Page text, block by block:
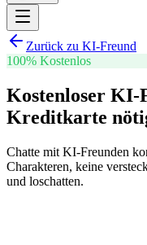
Zurück zu KI-Freund
100% Kostenlos
Kostenloser KI-
Kreditkarte
Chatte mit KI-Freunden
Charakteren, keine
und loschatten.